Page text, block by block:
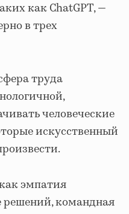
как ChatGPT, —
в трех
труда
человеческие
искусственный
эмпатия
решений, командная